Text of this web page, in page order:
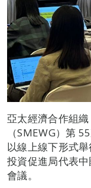
亞太經濟合作組
（SMEWG）第
以線上線下形式
投資促進局代表
會議。